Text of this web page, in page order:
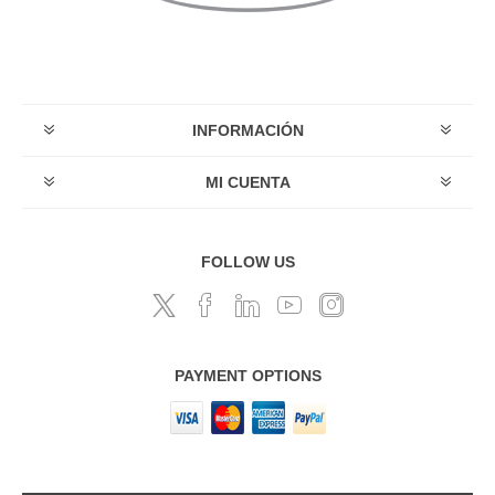
INFORMACIÓN
MI CUENTA
FOLLOW US
PAYMENT OPTIONS